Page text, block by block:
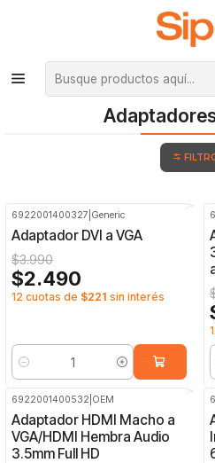
¡Compra hasta mediodía y recibe hoy!
Santiago. Envío gratis desde $29.990
Inicio Monitores
6922001400327 Generic
Adaptador DVI a VGA
$3.990
$2.490
12 cuotas de $221 sin interés
Cantidad
6922001400532 OEM
Adaptador HDMI Macho a
VGA/HDMI Hembra Audio
3.5mm Full HD